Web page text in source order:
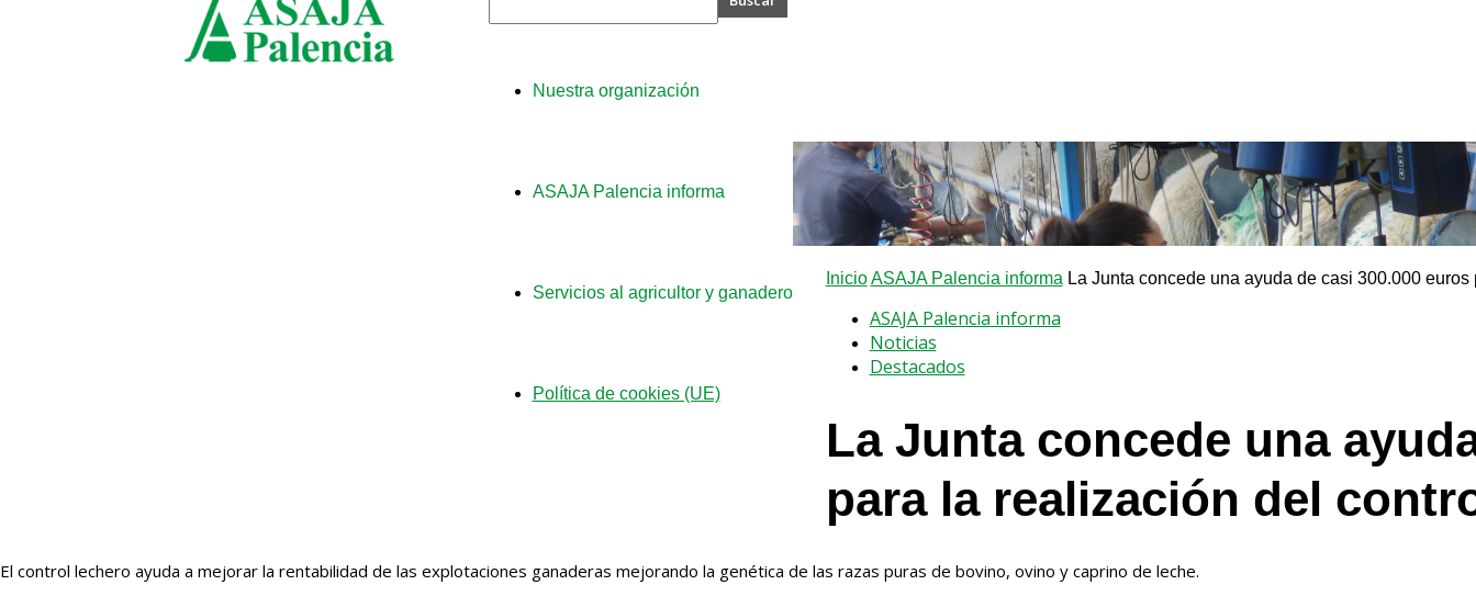
Nuestra organización
ASAJA Palencia informa
Servicios al agricultor y ganadero
Política de cookies (UE)
Inicio ASAJA Palencia informa La Junta concede una ayuda de casi 300.000
ASAJA Palencia informa
Noticias
Destacados
La Junta concede una
para la realización del
El control lechero ayuda a mejorar la rentabilidad de las explotaciones ganaderas mejorando la genética de las razas puras de bovino, ovino y caprino de leche.